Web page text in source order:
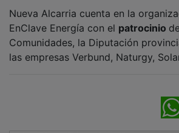
EnClave Energía con elpatrocinio
Comunidades, la Diputación
las empresas Verbund, Naturgy,